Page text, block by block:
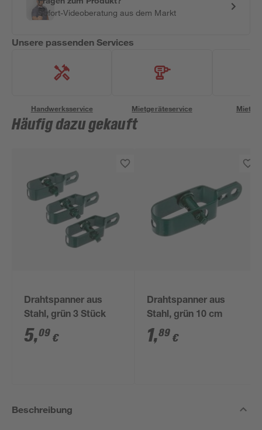
Sofort-Videoberatung aus dem Markt
Unsere passenden Services
Handwerksservice Mietgeräteservice
Häufig dazu gekauft
Drahtspanner aus
Stahl, grün 3 Stück
5,09 €
Drahtspanner aus
Stahl, grün 10 cm
1,89 €
Beschreibung